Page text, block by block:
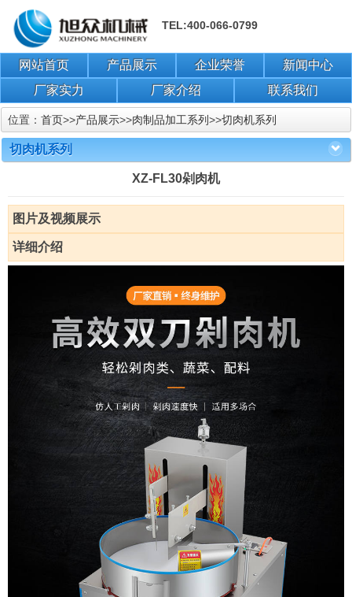
TEL:400-066-0799
网站首页 产品展示 企业荣誉
新闻中心
厂家实力
厂家介绍 联系我们
位置： 首页>>产品展示>>肉制品加工系列>>切肉机系列
切肉机系列
XZ-FL30剁肉机
图片及视频展示
详细介绍